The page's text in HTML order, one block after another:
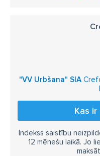
"VV Urbšana" SIA
Kas
Indekss saistību
12 mēnešu laikā. Jo